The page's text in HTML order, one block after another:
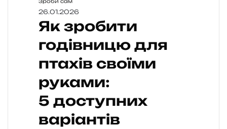
Зроби сам
26.01.2026
Як зробити
годівницю для
птахів своїми
руками:
5 доступних
варіантів